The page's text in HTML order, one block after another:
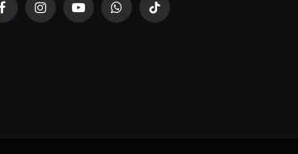
FacebookInstagramYouTubeWhatsAppTikTok